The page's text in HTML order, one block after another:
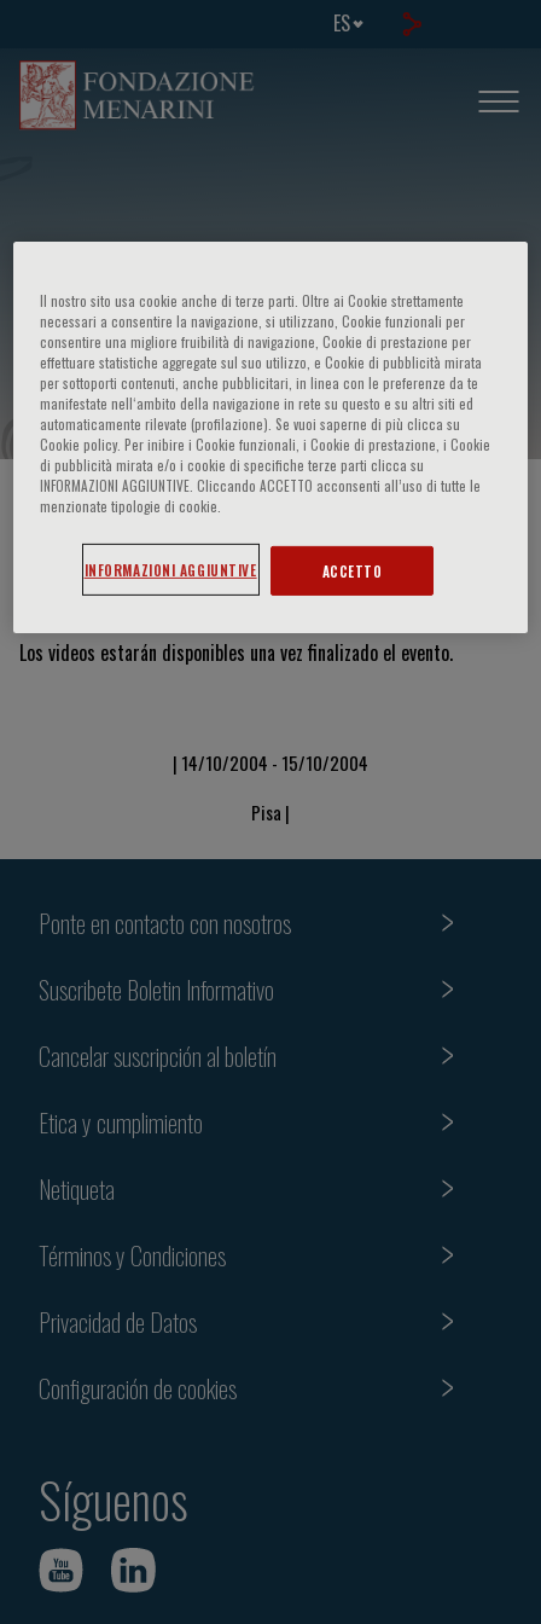
ES
Eighth international congress -
Advances in management of
malignancies
HOME PAGE / CURSOS Y EVENTOS
Vídeos y diapositivas
Los videos estarán disponibles una vez finalizado el evento.
| 14/10/2004 - 15/10/2004
Pisa |
Ponte en contacto con nosotros
Suscribete Boletin Informativo
Cancelar suscripción al boletín
Etica y cumplimiento
Netiqueta
Términos y Condiciones
Privacidad de Datos
Configuración de cookies
Síguenos
Il nostro sito usa cookie anche di terze parti. Oltre ai Cookie strettamente
necessari a consentire la navigazione, si utilizzano, Cookie funzionali per
consentire una migliore fruibilità di navigazione, Cookie di prestazione per
effettuare statistiche aggregate sul suo utilizzo, e Cookie di pubblicità mirata
per sottoporti contenuti, anche pubblicitari, in linea con le preferenze da te
manifestate nell‘ambito della navigazione in rete su questo e su altri siti ed
automaticamente rilevate (profilazione). Se vuoi saperne di più clicca su
Cookie policy. Per inibire i Cookie funzionali, i Cookie di prestazione, i Cookie
di pubblicità mirata e/o i cookie di specifiche terze parti clicca su
INFORMAZIONI AGGIUNTIVE. Cliccando ACCETTO acconsenti all’uso di tutte le
menzionate tipologie di cookie.
INFORMAZIONI AGGIUNTIVE ACCETTO